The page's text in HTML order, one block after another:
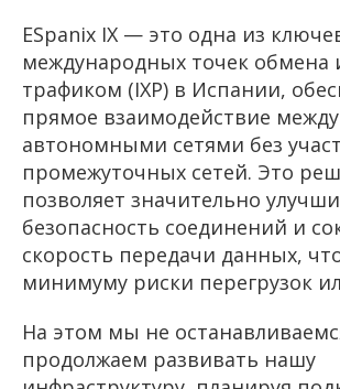
ESpanix IX — это одна из
международных точек обмена
трафиком (IXP) в Испании,
прямое взаимодействие между
автономными сетями без
промежуточных сетей. Это
позволяет значительно
безопасность соединений и
скорость передачи данных,
минимуму риски перегрузок
На этом мы не
продолжаем развивать нашу